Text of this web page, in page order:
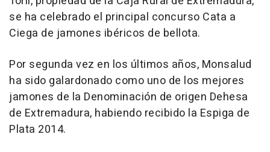
se ha celebrado el principal concurso Cata a
Ciega de jamones ibéricos de bellota.
Por segunda vez en los últimos años, Monsalud
ha sido galardonado como uno de los mejores
jamones de la Denominación de origen Dehesa
de Extremadura, habiendo recibido la Espiga de
Plata 2014.